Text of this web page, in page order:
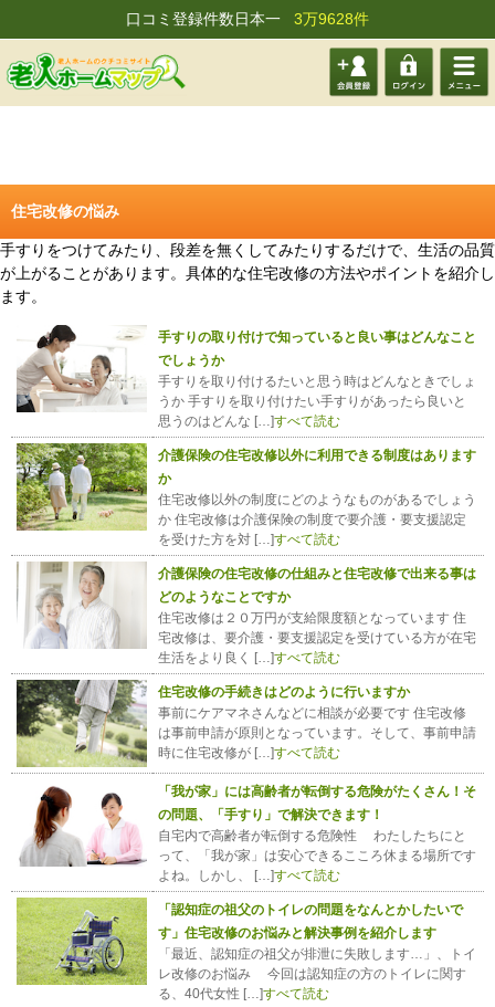
口コミ登録件数日本一 3万9628件
会員登 ログイ メニュ
住宅改修の悩み
手すりをつけてみたり、段差を無くしてみたりするだけで、生活の品質
が上がることがあります。具体的な住宅改修の方法やポイントを紹介し
ます。
手すりの取り付けで知っていると良い事はどんなこと
でしょうか
手すりを取り付けるたいと思う時はどんなときでしょ
うか 手すりを取り付けたい手すりがあったら良いと
思うのはどんな […]すべて読む
介護保険の住宅改修以外に利用できる制度はあります
か
住宅改修以外の制度にどのようなものがあるでしょう
か 住宅改修は介護保険の制度で要介護・要支援認定
を受けた方を対 […]すべて読む
介護保険の住宅改修の仕組みと住宅改修で出来る事は
どのようなことですか
住宅改修は２０万円が支給限度額となっています 住
宅改修は、要介護・要支援認定を受けている方が在宅
生活をより良く […]すべて読む
住宅改修の手続きはどのように行いますか
事前にケアマネさんなどに相談が必要です 住宅改修
は事前申請が原則となっています。そして、事前申請
時に住宅改修が […]すべて読む
「我が家」には高齢者が転倒する危険がたくさん！そ
の問題、「手すり」で解決できます！
自宅内で高齢者が転倒する危険性 わたしたちにと
って、「我が家」は安心できるこころ休まる場所です
よね。しかし、 […]すべて読む
「認知症の祖父のトイレの問題をなんとかしたいで
す」住宅改修のお悩みと解決事例を紹介します
「最近、認知症の祖父が排泄に失敗します…」、トイ
レ改修のお悩み 今回は認知症の方のトイレに関す
る、40代女性 […]すべて読む